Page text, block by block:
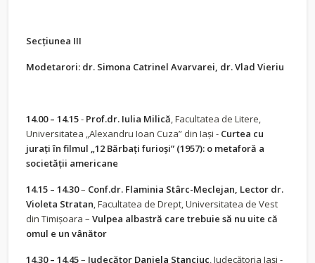
Secțiunea III
Modetarori: dr. Simona Catrinel Avarvarei, dr. Vlad Vieriu
14.00 – 14.15- Prof.dr. Iulia Milică, Facultatea de Litere,
Universitatea „Alexandru Ioan Cuza” din Iași - Curtea cu
jurați în filmul „12 Bărbați furioși” (1957): o metaforă a
societății americane
14.15 – 14.30– Conf.dr. Flaminia Stârc-Meclejan, Lector dr.
Violeta Stratan, Facultatea de Drept, Universitatea de Vest
din Timișoara – Vulpea albastră care trebuie să nu uite că
omul e un vânător
14.30 – 14.45– Judecător Daniela Stanciuc, Judecătoria Iași -